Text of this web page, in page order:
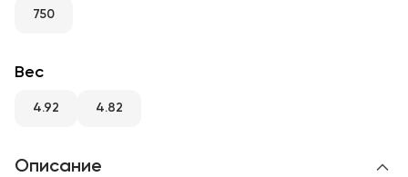
RU
750
Вес
4.92 4.82
Описание